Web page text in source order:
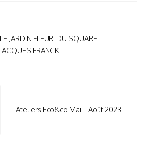
LE JARDIN FLEURI DU SQUARE
JACQUES FRANCK
Ateliers Eco&co Mai – Août 2023